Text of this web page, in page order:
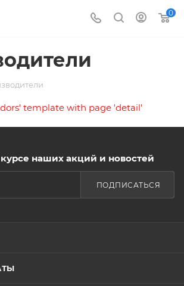
0
template with page 'detail'
курсе наших акций и новостей
ПОДПИСАТЬСЯ